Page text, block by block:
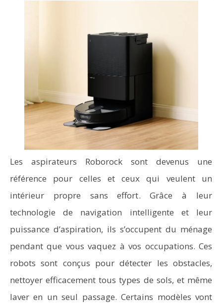
Les aspirateurs Roborock sont devenus une
référence pour celles et ceux qui veulent un
intérieur propre sans effort. Grâce à leur
technologie de navigation intelligente et leur
puissance d’aspiration, ils s’occupent du ménage
pendant que vous vaquez à vos occupations. Ces
robots sont conçus pour détecter les obstacles,
nettoyer efficacement tous types de sols, et même
laver en un seul passage. Certains modèles vont